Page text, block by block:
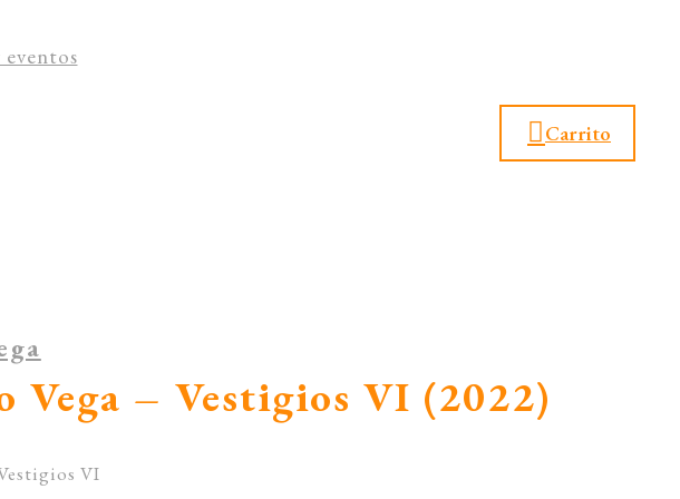
eventos
Carrito
Vega – Vestigios VI (2022)
VI